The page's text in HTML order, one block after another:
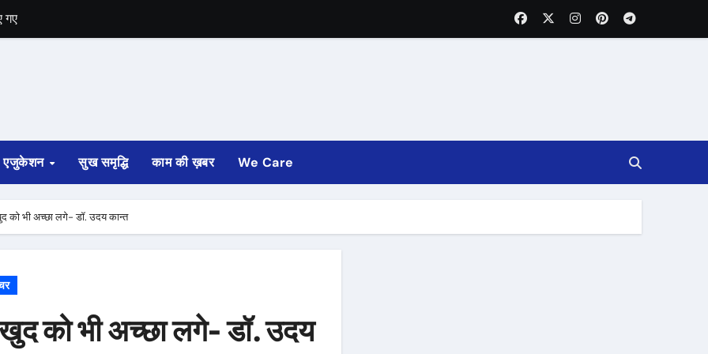
एजुकेशन सुख समृद्धि काम की ख़बर We Care
को भी अच्छा लगे- डॉ. उदय कान्त
को भी अच्छा लगे- डॉ. उदय